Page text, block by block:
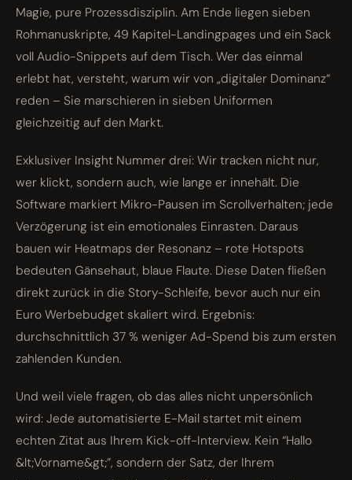
Magie, pure Prozess­disziplin. Am Ende liegen sieben
Rohmanuskripte, 49 Kapitel-Landingpages und ein Sack
voll Audio-Snippets auf dem Tisch. Wer das einmal
erlebt hat, versteht, warum wir von „digitaler Dominanz“
reden – Sie marschieren in sieben Uniformen
gleichzeitig auf den Markt.
Exklusiver Insight Nummer drei: Wir tracken nicht nur,
wer klickt, sondern auch, wie lange er innehält. Die
Software markiert Mikro-Pausen im Scrollverhalten; jede
Verzögerung ist ein emotionales Einrasten. Daraus
bauen wir Heatmaps der Resonanz – rote Hotspots
bedeuten Gänsehaut, blaue Flaute. Diese Daten fließen
direkt zurück in die Story-Schleife, bevor auch nur ein
Euro Werbebudget skaliert wird. Ergebnis:
durchschnittlich 37 % weniger Ad-Spend bis zum ersten
zahlenden Kunden.
Und weil viele fragen, ob das alles nicht unpersönlich
wird: Jede automatisierte E-Mail startet mit einem
echten Zitat aus Ihrem Kick-off-Interview. Kein “Hallo
&lt;Vorname&gt;”, sondern der Satz, der Ihrem